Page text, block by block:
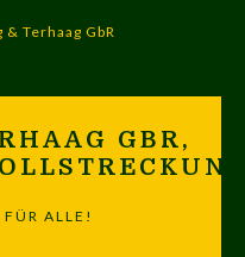
Terhaag GbR
GBR,
ALLE!